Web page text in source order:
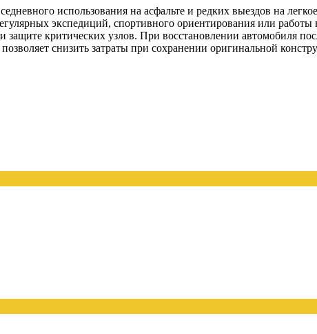
использования на асфальте и редких выездов на
экспедиций, спортивного ориентирования или работы
критических узлов. При восстановлении автомобиля
снизить затраты при сохранении оригинальной